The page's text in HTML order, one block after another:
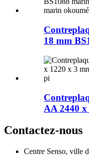
18 mm
AA 2440
Contactez-nous
Centre Senso, ville